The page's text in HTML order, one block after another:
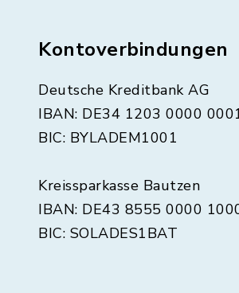
Kontoverbindungen
Deutsche Kreditbank AG
IBAN: DE34 1203 0000
BIC: BYLADEM1001
Kreissparkasse Bautzen
IBAN: DE43 8555 0000
BIC: SOLADES1BAT